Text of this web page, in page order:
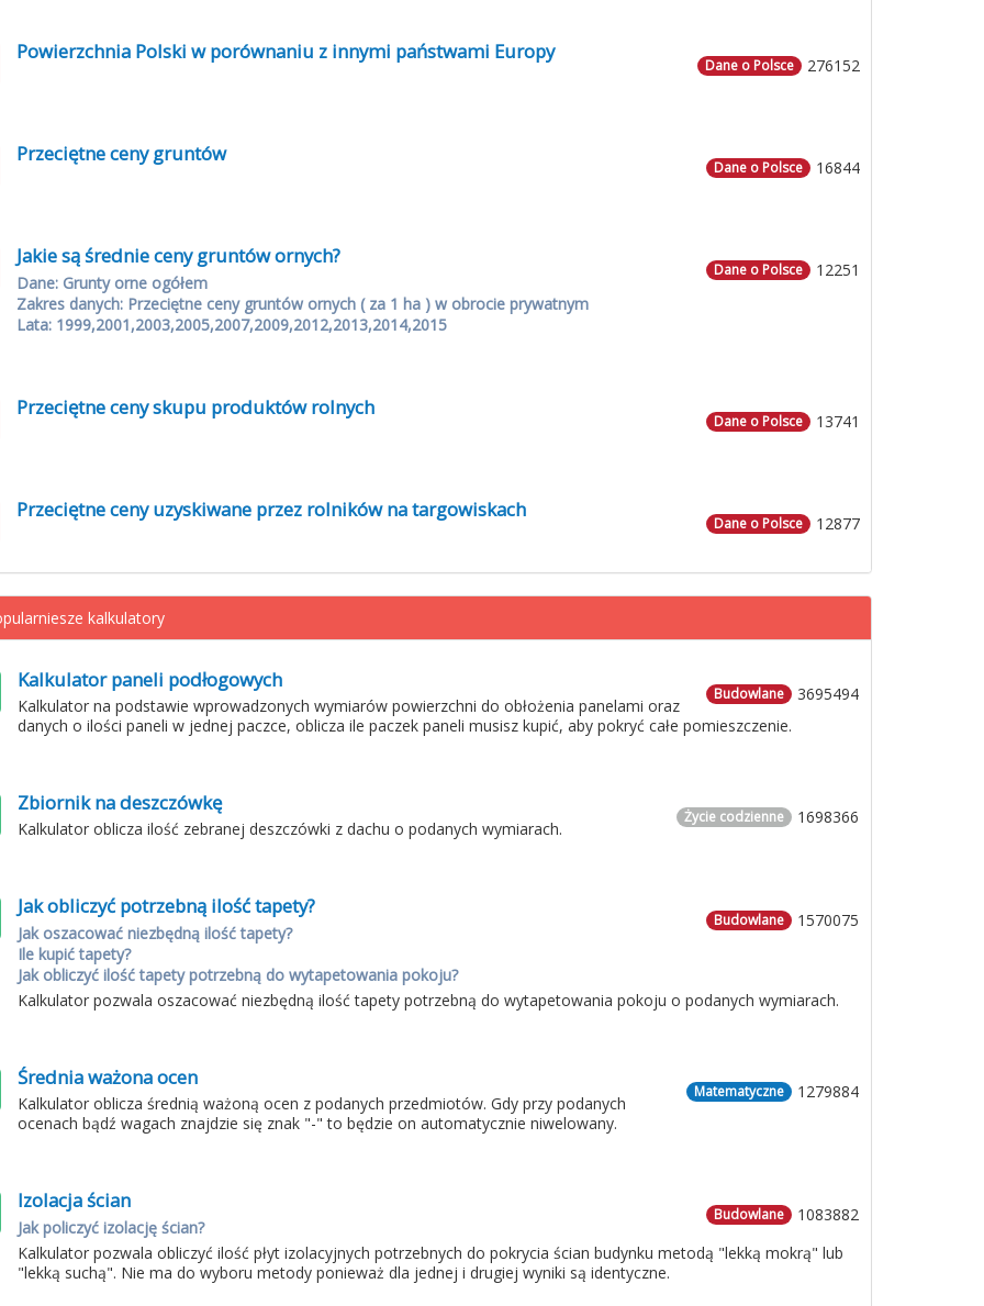
276152
Dane o Polsce
Powierzchnia Polski w porównaniu z innymi państwami Europy
16844
Dane o Polsce
Przeciętne ceny gruntów
12251
Dane o Polsce
Jakie są średnie ceny gruntów ornych?
Dane: Grunty orne ogółem
Zakres danych: Przeciętne ceny gruntów ornych ( za 1 ha ) w obrocie prywatnym
Lata: 1999,2001,2003,2005,2007,2009,2012,2013,2014,2015
13741
Dane o Polsce
Przeciętne ceny skupu produktów rolnych
12877
Dane o Polsce
Przeciętne ceny uzyskiwane przez rolników na targowiskach
kalkulatory
3695494
Budowlane
Kalkulator paneli podłogowych
Kalkulator na podstawie wprowadzonych wymiarów powierzchni do obłożenia panelami oraz
danych o ilości paneli w jednej paczce, oblicza ile paczek paneli musisz kupić, aby pokryć całe pomieszczenie.
1698366
Życie codzienne
Zbiornik na deszczówkę
Kalkulator oblicza ilość zebranej deszczówki z dachu o podanych wymiarach.
1570075
Budowlane
Jak obliczyć potrzebną ilość tapety?
Jak oszacować niezbędną ilość tapety?
Ile kupić tapety?
Jak obliczyć ilość tapety potrzebną do wytapetowania pokoju?
Kalkulator pozwala oszacować niezbędną ilość tapety potrzebną do wytapetowania pokoju o podanych wymiarach.
1279884
Matematyczne
Średnia ważona ocen
Kalkulator oblicza średnią ważoną ocen z podanych przedmiotów. Gdy przy podanych
ocenach bądź wagach znajdzie się znak "-" to będzie on automatycznie niwelowany.
1083882
Budowlane
Izolacja ścian
Jak policzyć izolację ścian?
Kalkulator pozwala obliczyć ilość płyt izolacyjnych potrzebnych do pokrycia ścian budynku metodą "lekką mokrą" lub
"lekką suchą". Nie ma do wyboru metody ponieważ dla jednej i drugiej wyniki są identyczne.